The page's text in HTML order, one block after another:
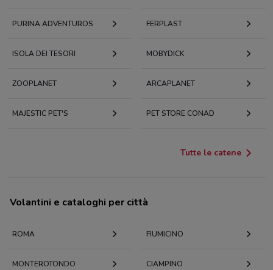
PURINA ADVENTUROS FERPLAST
ISOLA DEI TESORI MOBYDICK
ZOOPLANET ARCAPLANET
MAJESTIC PET'S PET STORE CONAD
Tutte le catene
Volantini e cataloghi per città
ROMA FIUMICINO
MONTEROTONDO CIAMPINO